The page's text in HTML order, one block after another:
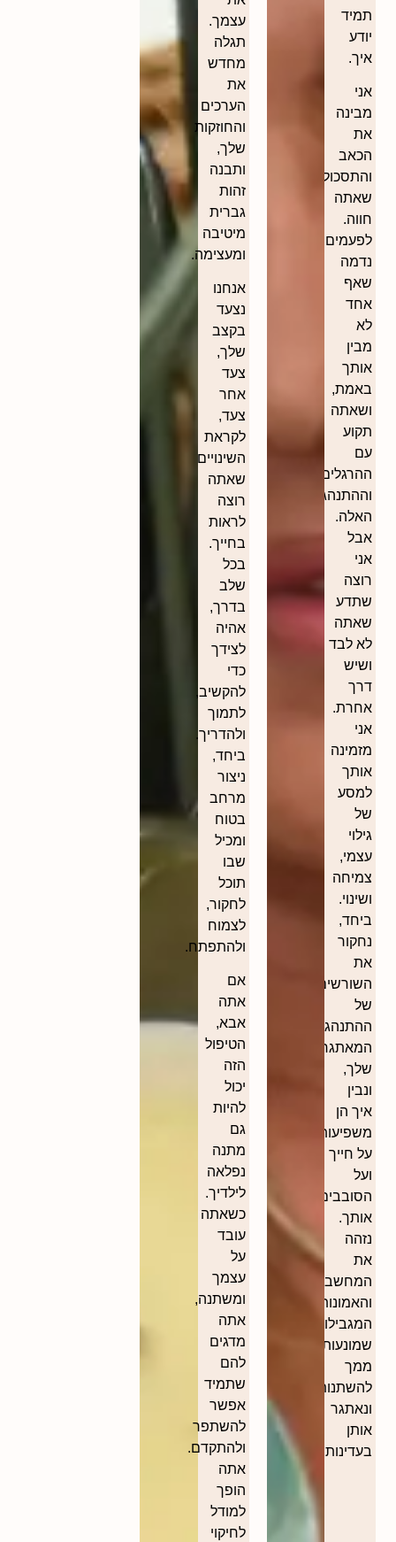
תמיד
יודע
איך.
אני
מבינה
את
הכאב
והתסכול
שאתה
חווה.
לפעמים
נדמה
שאף
אחד
לא
מבין
אותך
באמת,
ושאתה
תקוע
עם
ההרגלים
וההתנהגויות
האלה.
אבל
אני
רוצה
שתדע
שאתה
לא לבד
ושיש
דרך
אחרת.
אני
מזמינה
אותך
למסע
של
גילוי
עצמי,
צמיחה
ושינוי.
ביחד,
נחקור
את
השורשים
של
ההתנהגויות
המאתגרות
שלך,
ונבין
איך הן
משפיעות
על חייך
ועל
הסובבים
אותך.
נזהה
את
המחשבות
והאמונות
המגבילות
שמונעות
ממך
להשתנות,
ונאתגר
אותן
בעדינות.
עצמך.
תגלה
מחדש
את
הערכים
והחוזקות
שלך,
ותבנה
זהות
גברית
מיטיבה
ומעצימה.
אנחנו
נצעד
בקצב
שלך,
צעד
אחר
צעד,
לקראת
השינויים
שאתה
רוצה
לראות
בחייך.
בכל
שלב
בדרך,
אהיה
לצידך
כדי
להקשיב,
לתמוך
ולהדריך.
ביחד,
ניצור
מרחב
בטוח
ומכיל
שבו
תוכל
לחקור,
לצמוח
ולהתפתח.
אם
אתה
אבא,
הטיפול
הזה
יכול
להיות
גם
מתנה
נפלאה
לילדיך.
כשאתה
עובד
על
עצמך
ומשתנה,
אתה
מדגים
להם
שתמיד
אפשר
להשתפר
ולהתקדם.
אתה
הופך
למודל
לחיקוי